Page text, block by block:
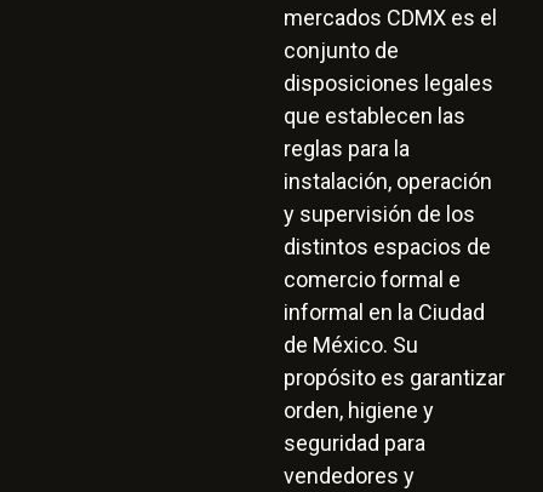
mercados CDMX es el
conjunto de
disposiciones legales
que establecen las
reglas para la
instalación, operación
y supervisión de los
distintos espacios de
comercio formal e
informal en la Ciudad
de México. Su
propósito es garantizar
orden, higiene y
seguridad para
vendedores y